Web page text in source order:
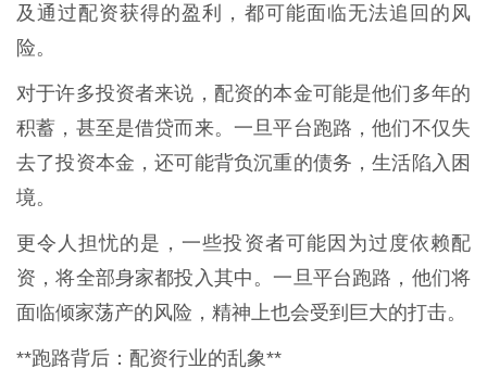
及通过配资获得的盈利，都可能面临无法追回的风
险。
对于许多投资者来说，配资的本金可能是他们多年的
积蓄，甚至是借贷而来。一旦平台跑路，他们不仅失
去了投资本金，还可能背负沉重的债务，生活陷入困
境。
更令人担忧的是，一些投资者可能因为过度依赖配
资，将全部身家都投入其中。一旦平台跑路，他们将
面临倾家荡产的风险，精神上也会受到巨大的打击。
**跑路背后：配资行业的乱象**